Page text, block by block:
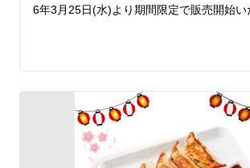
6年3月25日(水)より期間限定で販売開始い
通常サイズでも半日分、爆盛りなら1日分
ィ感ある旨塩スープを組み合わせました。
ふわっと広がる胡麻の香りとにんにくを効
味わいに仕上げ、さらにレベルアップして
ちぢれ麺がスープによく絡み、とろとろの